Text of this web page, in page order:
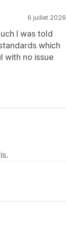
6 juillet 2026
I was told
which
with no issue